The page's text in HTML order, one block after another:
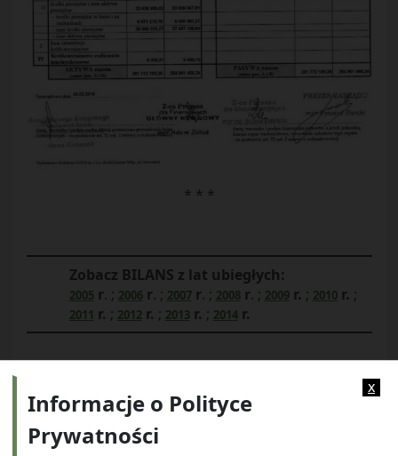
* * *
Zobacz BILANS z lat ubiegłych:
2005 r. ; 2006r. ; 2007r. ; 2008r. ; 2009r. ; 2010r. ;
2011 r. ; 2012r. ; 2013 r. ; 2014r.
x
Informacje o Polityce
Prywatności